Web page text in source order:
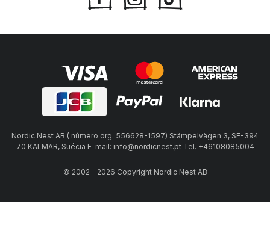
Nordic Nest AB ( número org. 556628-1597) Stämpelvägen 3, SE-394
70 KALMAR, Suécia E-mail: info@nordicnest.pt Tel. +46108085004
© 2002 - 2026 Copyright Nordic Nest AB